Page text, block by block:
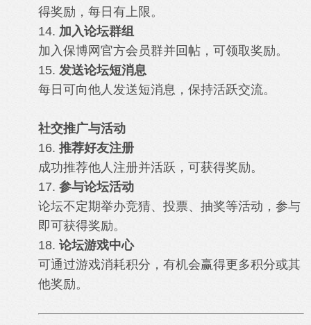
得奖励，每日有上限。
14. 加入论坛群组
加入保博网官方会员群并回帖，可领取奖励。
15. 发送论坛短消息
每日可向他人发送短消息，保持活跃交流。
社交推广与活动
16. 推荐好友注册
成功推荐他人注册并活跃，可获得奖励。
17. 参与论坛活动
论坛不定期举办竞猜、投票、抽奖等活动，参与
即可获得奖励。
18. 论坛游戏中心
可通过游戏消耗积分，有机会赢得更多积分或其
他奖励。